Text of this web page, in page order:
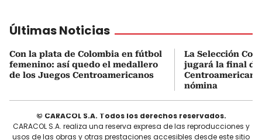
Últimas Noticias
Con la plata de Colombia en fútbol
femenino: así quedo el medallero
de los Juegos Centroamericanos
La Selección
jugará la final de
nómina
© CARACOL S.A. Todos los derechos reservados.
CARACOL S.A. realiza una reserva expresa de las reproducciones y
usos de las obras y otras prestaciones accesibles desde este sitio